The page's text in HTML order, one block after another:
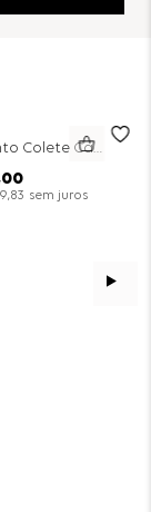
Conjunto Colete Calça Barril Bicolor Alfaiataria - Off White
00
,83 sem juros